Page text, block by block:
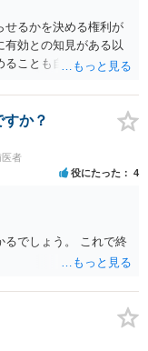
せるかを決める権利が
効との知見がある以
ることも自由であり、
法など各種業法で定め
すし、公の施設でもマ
が、民間のお店に対し
。
か？
者
役にたった 4
るでしょう。 これで終